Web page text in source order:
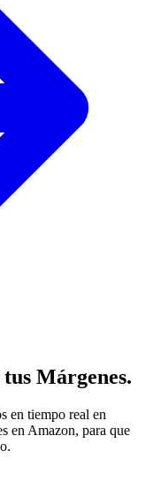
Márgenes.
en tiempo real en
en Amazon, para que